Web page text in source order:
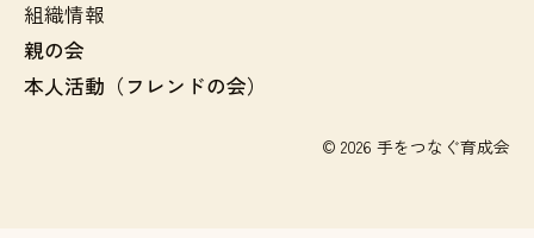
組織情報
親の会
本人活動（フレンドの会）
© 2026 手をつなぐ育成会